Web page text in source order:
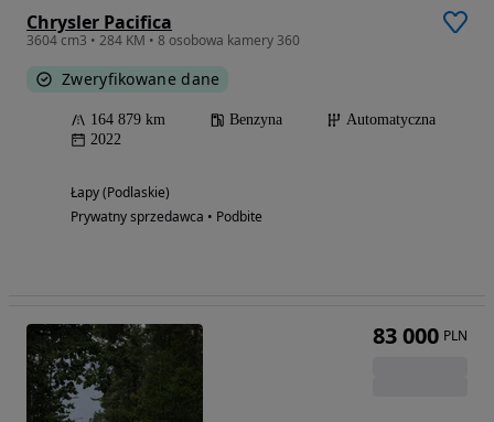
Chrysler Pacifica
3604 cm3 • 284 KM • 8 osobowa kamery 360
Zweryfikowane dane
164 879 km Benzyna
Automatyczna
2022
Łapy (Podlaskie)
Prywatny sprzedawca • Podbite
83 000 PLN